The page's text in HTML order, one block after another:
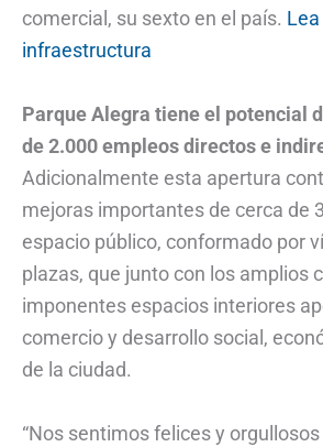
comercial, su sexto en el país.
infraestructura
Parque Alegra tiene el potencial
de 2.000 empleos directos e
Adicionalmente esta apertura
mejoras importantes de cerca de
espacio público, conformado por
plazas, que junto con los amplios
imponentes espacios interiores
comercio y desarrollo social,
de la ciudad.
“Nos sentimos felices y